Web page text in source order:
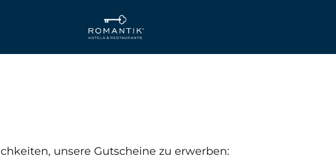
unsere Gutscheine zu erwerben: